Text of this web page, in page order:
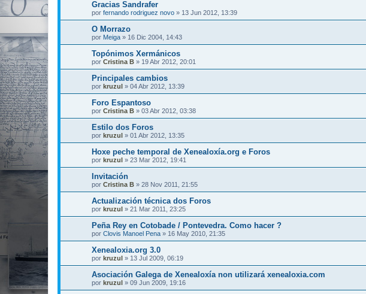
Gracias Sandrafer
por fernando rodriguez novo » 13 Jun 2012, 13:39
O Morrazo
por Meiga » 16 Dic 2004, 14:43
Topónimos Xermánicos
por Cristina B » 19 Abr 2012, 20:01
Principales cambios
por kruzul » 04 Abr 2012, 13:39
Foro Espantoso
por Cristina B » 03 Abr 2012, 03:38
Estilo dos Foros
por kruzul » 01 Abr 2012, 13:35
Hoxe peche temporal de Xenealoxía.org e Foros
por kruzul » 23 Mar 2012, 19:41
Invitación
por Cristina B » 28 Nov 2011, 21:55
Actualización técnica dos Foros
por kruzul » 21 Mar 2011, 23:25
Peña Rey en Cotobade / Pontevedra. Como hacer ?
por Clovis Manoel Pena » 16 May 2010, 21:35
Xenealoxia.org 3.0
por kruzul » 13 Jul 2009, 06:19
Asociación Galega de Xenealoxía non utilizará xenealoxia.com
por kruzul » 09 Jun 2009, 19:16